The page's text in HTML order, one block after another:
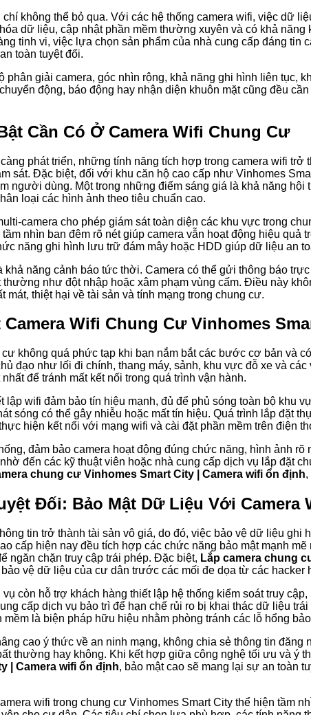
không thể bỏ qua. Với các hệ thống camera wifi, việc dữ
dữ liệu, cập nhật phần mềm thường xuyên và có khả
tinh vi, việc lựa chọn sản phẩm của nhà cung cấp đáng tin
toàn tuyệt đối.
phân giải camera, góc nhìn rộng, khả năng ghi hình liên tục,
động, báo động hay nhận diện khuôn mặt cũng đều
Cần Có Ở Camera Wifi Chung Cư
phát triển, những tính năng tích hợp trong camera wifi
sát. Đặc biệt, đối với khu căn hộ cao cấp như Vinhomes
người dùng. Một trong những điểm sáng giá là khả năng hội
loại các hình ảnh theo tiêu chuẩn cao.
camera cho phép giám sát toàn diện các khu vực trong
nhìn ban đêm rõ nét giúp camera vẫn hoạt động hiệu quả
năng ghi hình lưu trữ đám mây hoặc HDD giúp dữ liệu an
khả năng cảnh báo tức thời. Camera có thể gửi thông báo
như đột nhập hoặc xâm phạm vùng cấm. Điều này
mát, thiệt hại về tài sản và tính mạng trong chung cư.
Wifi Chung Cư Vinhomes
cư không quá phức tạp khi bạn nắm bắt các bước cơ bản và
đạo như lối đi chính, thang máy, sảnh, khu vực đỗ xe và
để tránh mất kết nối trong quá trình vận hành.
lập wifi đảm bảo tín hiệu mạnh, đủ để phủ sóng toàn bộ khu
sóng có thể gây nhiễu hoặc mất tín hiệu. Quá trình lắp đặt
hiện kết nối với mạng wifi và cài đặt phần mềm trên điện
đảm bảo camera hoạt động đúng chức năng, hình ảnh rõ
đến các kỹ thuật viên hoặc nhà cung cấp dịch vụ lắp đặt
chung cư Vinhomes Smart City | Camera wifi ổn định,
Đối: Bảo Mật Dữ Liệu Với Camera
tin trở thành tài sản vô giá, do đó, việc bảo vệ dữ liệu ghi
cấp hiện nay đều tích hợp các chức năng bảo mật mạnh
ngăn chặn truy cập trái phép. Đặc biệt, Lắp camera chung
vệ dữ liệu của cư dân trước các mối đe dọa từ các hacker
còn hỗ trợ khách hàng thiết lập hệ thống kiểm soát truy
cấp dịch vụ bảo trì để hạn chế rủi ro bị khai thác dữ liệu
mềm là biện pháp hữu hiệu nhằm phòng tránh các lỗ hổng
cao ý thức về an ninh mạng, không chia sẻ thông tin
thường hay không. Khi kết hợp giữa công nghệ tối ưu và ý
| Camera wifi ổn định, bảo mật cao sẽ mang lại sự an toàn
wifi trong chung cư Vinhomes Smart City thể hiện tầm